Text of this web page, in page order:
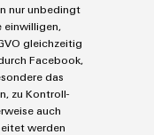
für
Neuheiten
nur unbedingt
einwilligen,
gleichzeitig
Facebook,
das
zu Kontroll-
auch
werden